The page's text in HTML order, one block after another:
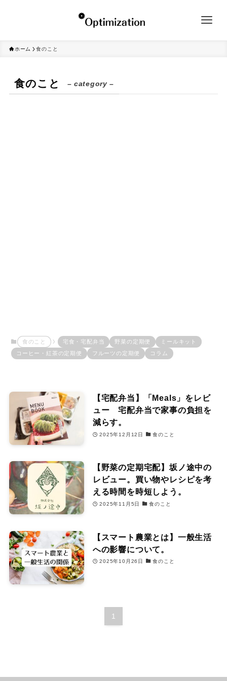
ホーム 食のこと
食のこと – category –
食のこと 宅食・宅配弁当 野菜の定期便
ミールキット
コーヒー・紅茶の定期便
フルーツの定期便 コラム
【宅配弁当】「Meals」をレビ
ュー 宅配弁当で家事の負担を
減らす。
2025年12月12日 食のこと
【野菜の定期宅配】坂ノ途中の
レビュー。買い物やレシピを考
える時間を時短しよう。
2025年11月5日 食のこと
【スマート農業とは】一般生活
への影響について。
2025年10月26日 食のこと
1